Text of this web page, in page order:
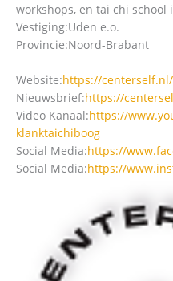
workshops, en tai chi
Vestiging:Uden e.o.
Provincie:Noord-Brabant
Website:https://centerself.nl/
Nieuwsbrief:https://
Video Kanaal:https://
klanktaichiboog
Social Media:https://
Social Media:https://